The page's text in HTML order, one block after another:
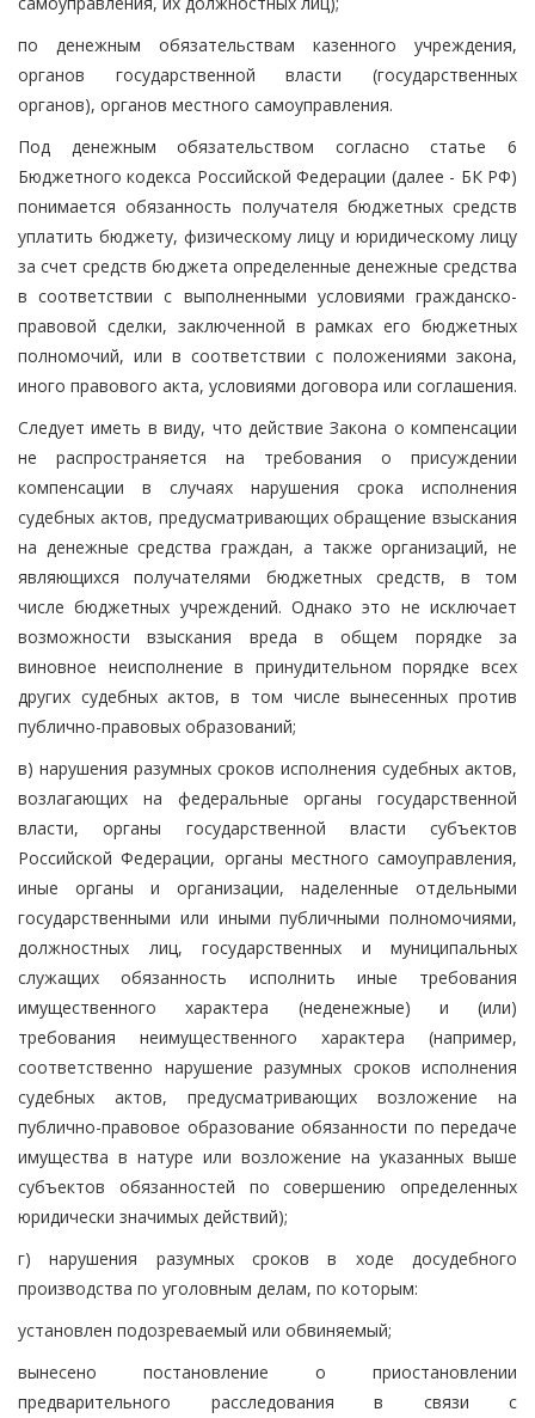
по денежным обязательствам казенного учреждения,
органов государственной власти (государственных
органов), органов местного самоуправления.
Под денежным обязательством согласно статье 6
Бюджетного кодекса Российской Федерации (далее - БК РФ)
понимается обязанность получателя бюджетных средств
уплатить бюджету, физическому лицу и юридическому лицу
за счет средств бюджета определенные денежные средства
в соответствии с выполненными условиями гражданско-
правовой сделки, заключенной в рамках его бюджетных
полномочий, или в соответствии с положениями закона,
иного правового акта, условиями договора или соглашения.
Следует иметь в виду, что действие Закона о компенсации
не распространяется на требования о присуждении
компенсации в случаях нарушения срока исполнения
судебных актов, предусматривающих обращение взыскания
на денежные средства граждан, а также организаций, не
являющихся получателями бюджетных средств, в том
числе бюджетных учреждений. Однако это не исключает
возможности взыскания вреда в общем порядке за
виновное неисполнение в принудительном порядке всех
других судебных актов, в том числе вынесенных против
публично-правовых образований;
в) нарушения разумных сроков исполнения судебных актов,
возлагающих на федеральные органы государственной
власти, органы государственной власти субъектов
Российской Федерации, органы местного самоуправления,
иные органы и организации, наделенные отдельными
государственными или иными публичными полномочиями,
должностных лиц, государственных и муниципальных
служащих обязанность исполнить иные требования
имущественного характера (неденежные) и (или)
требования неимущественного характера (например,
соответственно нарушение разумных сроков исполнения
судебных актов, предусматривающих возложение на
публично-правовое образование обязанности по передаче
имущества в натуре или возложение на указанных выше
субъектов обязанностей по совершению определенных
юридически значимых действий);
г) нарушения разумных сроков в ходе досудебного
производства по уголовным делам, по которым:
установлен подозреваемый или обвиняемый;
вынесено постановление о приостановлении
предварительного расследования в связи с